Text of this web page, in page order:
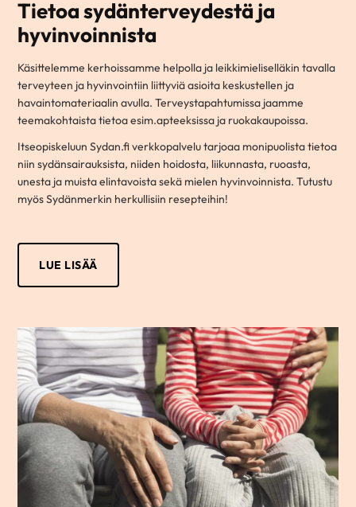
Tietoa sydänterveydestä ja
hyvinvoinnista
Käsittelemme kerhoissamme helpolla ja leikkimieliselläkin tavalla
terveyteen ja hyvinvointiin liittyviä asioita keskustellen ja
havaintomateriaalin avulla. Terveystapahtumissa jaamme
teemakohtaista tietoa esim.apteeksissa ja ruokakaupoissa.
Itseopiskeluun Sydan.fi verkkopalvelu tarjoaa monipuolista tietoa
niin sydänsairauksista, niiden hoidosta, liikunnasta, ruoasta,
unesta ja muista elintavoista sekä mielen hyvinvoinnista. Tutustu
myös Sydänmerkin herkullisiin resepteihin!
LUE LISÄÄ